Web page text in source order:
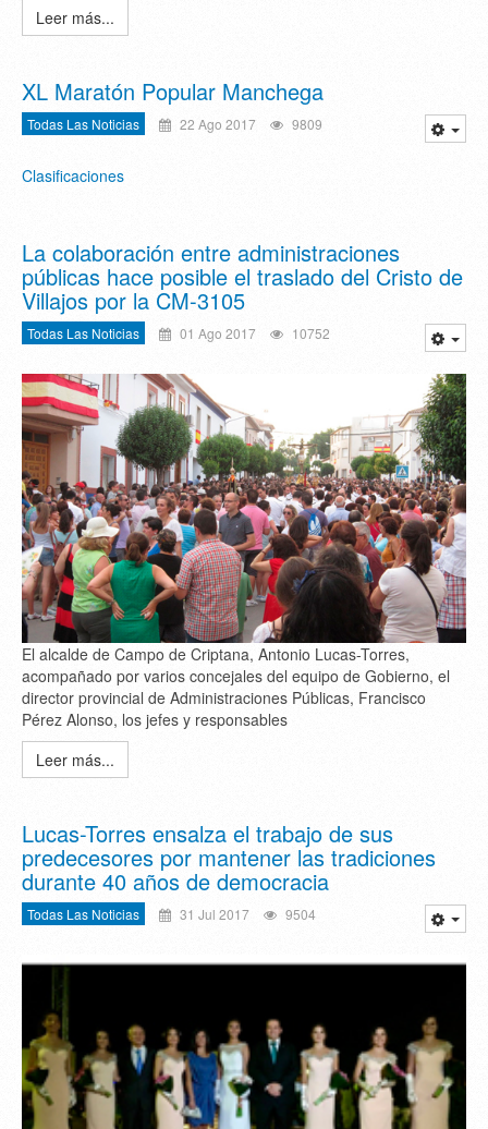
Leer más...
XL Maratón Popular Manchega
Todas Las Noticias 22 Ago 2017 9809
Clasificaciones
La colaboración entre administraciones
públicas hace posible el traslado del Cristo de
Villajos por la CM-3105
Todas Las Noticias 01 Ago 2017 10752
El alcalde de Campo de Criptana, Antonio Lucas-Torres,
acompañado por varios concejales del equipo de Gobierno, el
director provincial de Administraciones Públicas, Francisco
Pérez Alonso, los jefes y responsables
Leer más...
Lucas-Torres ensalza el trabajo de sus
predecesores por mantener las tradiciones
durante 40 años de democracia
Todas Las Noticias 31 Jul 2017 9504